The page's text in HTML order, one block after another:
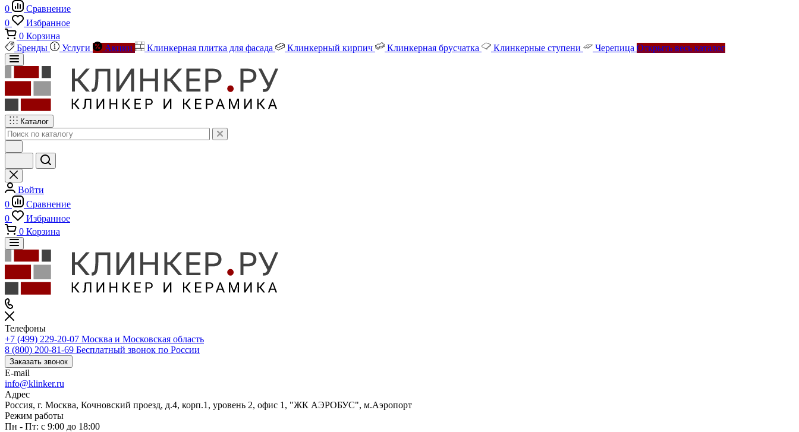
0
Сравнение
0
Избранное
0 Корзина
Бренды
Услуги Акции Клинкерная плитка для фасада Клинкерный кирпич Клинкерная брусчатка Клинкерные ступени Черепица Открыть весь каталог
Каталог
Войти
0
Сравнение
0
Избранное
0 Корзина
Телефоны
+7 (499) 229-20-07 Москва и Московская область
8 (800) 200-81-69 Бесплатный звонок по России
Заказать звонок
E-mail
info@klinker.ru
Адрес
Россия, г. Москва, Кочновский проезд, д.4, корп.1, уровень 2, офис 1, "ЖК АЭРОБУС", м.Аэропорт
Режим работы
Пн - Пт: с 9:00 до 18:00